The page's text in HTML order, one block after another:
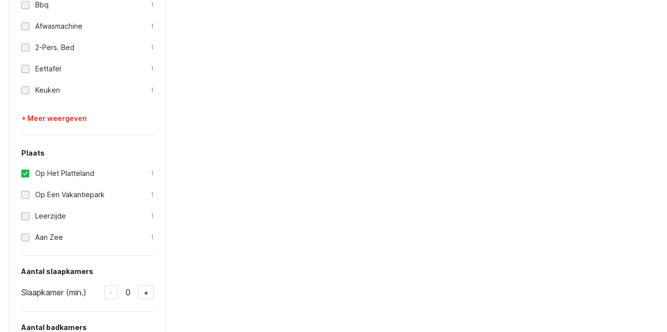
Bbq 1
Afwasmachine 1
2-Pers. Bed 1
Eettafel 1
Keuken 1
+ Meer weergeven
Plaats
Op Het Platteland 1
Op Een Vakantiepark 1
Leerzijde 1
Aan Zee 1
Aantal slaapkamers
Slaapkamer (min.) - 0 +
Aantal badkamers